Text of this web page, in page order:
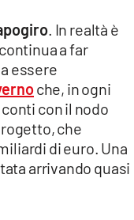
. In realtà è
a far
essere
che, in ogni
con il nodo
che
di euro. Una
arrivando quasi